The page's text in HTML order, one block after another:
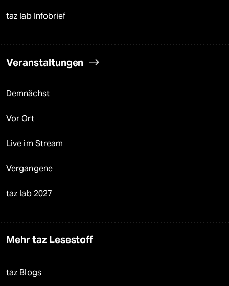
taz lab Infobrief
Veranstaltungen
Demnächst
Vor Ort
Live im Stream
Vergangene
taz lab 2027
Mehr taz Lesestoff
taz Blogs